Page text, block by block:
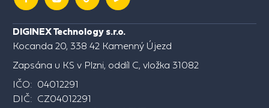
DIGINEX Technology s.r.o.
Kocanda 20, 338 42 Kamenný Újezd
Zapsána u KS v Plzni, oddíl C, vložka 31082
IČO: 04012291
DIČ: CZ04012291